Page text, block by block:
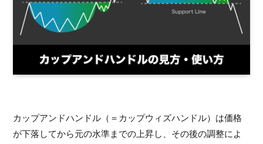
カップアンドハンドル（＝カップウィズハンドル）は価格
が下落してから元の水準までの上昇し、その後の調整によ